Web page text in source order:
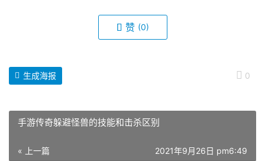
赞 (0)
0
生成海报
手游传奇躲避怪兽的技能和击杀区别
« 上一篇 2021年9月26日 pm6:49